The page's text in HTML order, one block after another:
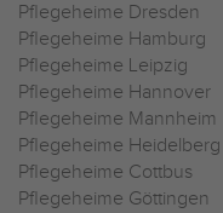
Pflegeheime Dresden
Pflegeheime Hamburg
Pflegeheime Leipzig
Pflegeheime Hannover
Pflegeheime Mannheim
Pflegeheime Heidelberg
Pflegeheime Cottbus
Pflegeheime Göttingen